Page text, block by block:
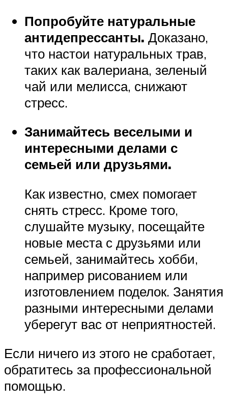
Попробуйте натуральные
антидепрессанты. Доказано,
что настои натуральных трав,
таких как валериана, зеленый
чай или мелисса, снижают
стресс.
Занимайтесь веселыми и
интересными делами с
семьей или друзьями.
Как известно, смех помогает
снять стресс. Кроме того,
слушайте музыку, посещайте
новые места с друзьями или
семьей, занимайтесь хобби,
например рисованием или
изготовлением поделок. Занятия
разными интересными делами
уберегут вас от неприятностей.
Если ничего из этого не сработает,
обратитесь за профессиональной
помощью.